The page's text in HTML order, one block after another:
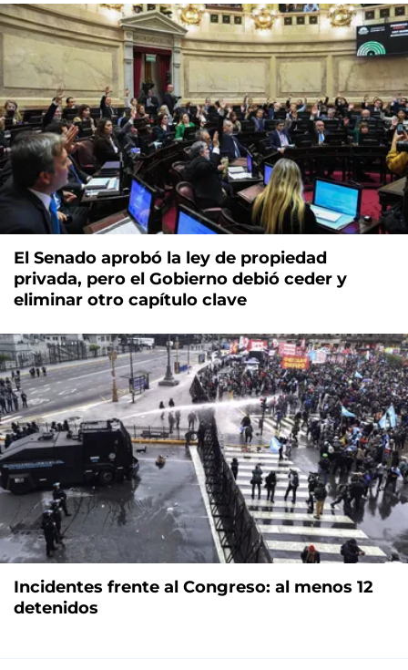
El Senado aprobó la ley de propiedad
privada, pero el Gobierno debió ceder y
eliminar otro capítulo clave
Incidentes frente al Congreso: al menos 12
detenidos